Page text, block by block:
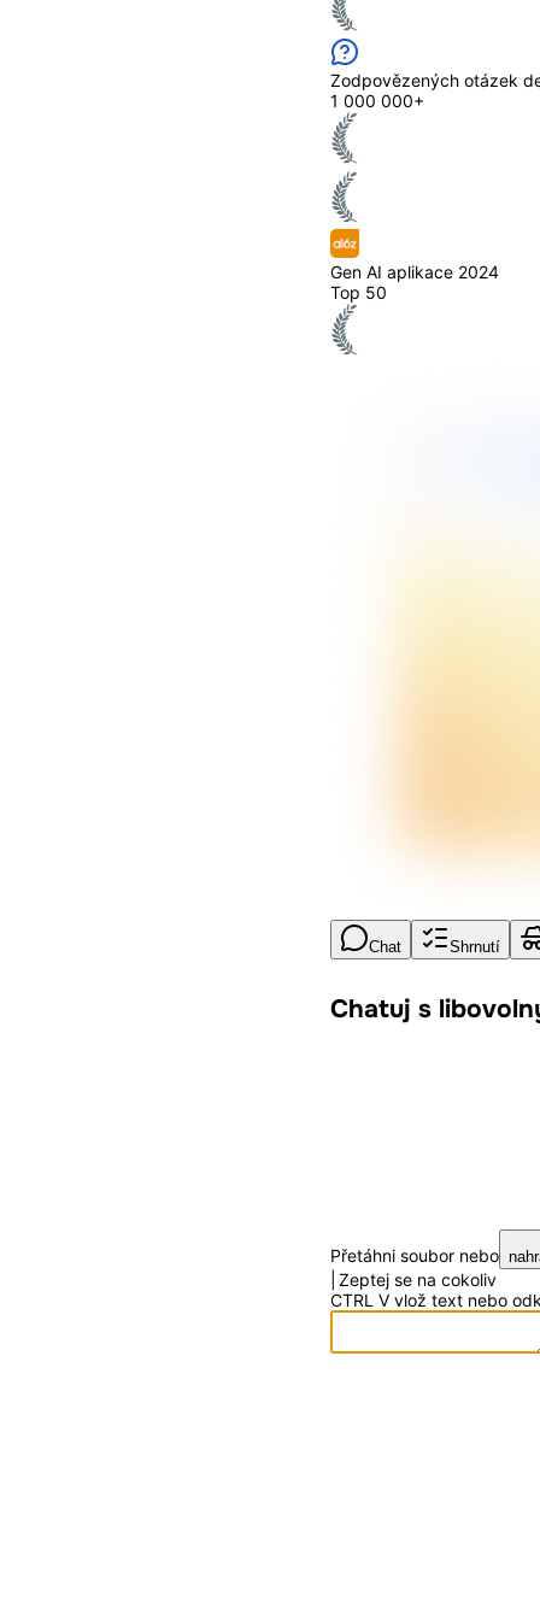
Zodpovězených otázek
1 000 000+
Gen AI aplikace 2024
Top 50
Chat Shrnutí
Chatuj s
Přetáhni soubor nebo
Zeptej se na cokoliv
CTRL Vvlož text nebo